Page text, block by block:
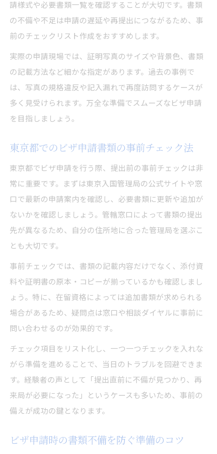
請様式や必要書類一覧を確認することが大切です。書類
の不備や不足は申請の遅延や再提出につながるため、事
前のチェックリスト作成をおすすめします。
実際の申請現場では、証明写真のサイズや背景色、書類
の記載方法など細かな指定があります。過去の事例で
は、写真の規格違反や記入漏れで再度訪問するケースが
多く見受けられます。万全な準備でスムーズなビザ申請
を目指しましょう。
東京都でのビザ申請書類の事前チェック法
東京都でビザ申請を行う際、提出前の事前チェックは非
常に重要です。まずは東京入国管理局の公式サイトや窓
口で最新の申請案内を確認し、必要書類に更新や追加が
ないかを確認しましょう。管轄窓口によって書類の提出
先が異なるため、自分の住所地に合った管理局を選ぶこ
とも大切です。
事前チェックでは、書類の記載内容だけでなく、添付資
料や証明書の原本・コピーが揃っているかも確認しまし
ょう。特に、在留資格によっては追加書類が求められる
場合があるため、疑問点は窓口や相談ダイヤルに事前に
問い合わせるのが効果的です。
チェック項目をリスト化し、一つ一つチェックを入れな
がら準備を進めることで、当日のトラブルを回避できま
す。経験者の声として「提出直前に不備が見つかり、再
来局が必要になった」というケースも多いため、事前の
備えが成功の鍵となります。
ビザ申請時の書類不備を防ぐ準備のコツ